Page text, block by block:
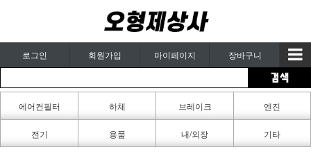
로그인 회원가입 마이페이지 장바구니
에어컨필터
카페인트
하체 브레이크 엔진
전기 용품 내/외장 기타